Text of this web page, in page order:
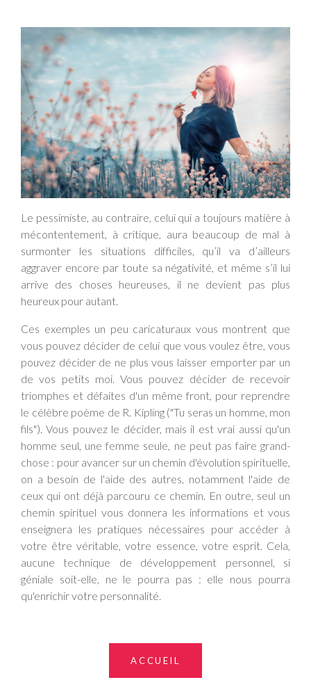
Le pessimiste, au contraire, celui qui a toujours matière à
mécontentement, à critique, aura beaucoup de mal à
surmonter les situations difficiles, qu’il va d’ailleurs
aggraver encore par toute sa négativité, et même s’il lui
arrive des choses heureuses, il ne devient pas plus
heureux pour autant.
Ces exemples un peu caricaturaux vous montrent que
vous pouvez décider de celui que vous voulez être, vous
pouvez décider de ne plus vous laisser emporter par un
de vos petits moi. Vous pouvez décider de recevoir
triomphes et défaites d'un même front, pour reprendre
le célèbre poème de R. Kipling ("Tu seras un homme, mon
fils"). Vous pouvez le décider, mais il est vrai aussi qu'un
homme seul, une femme seule, ne peut pas faire grand-
chose : pour avancer sur un chemin d'évolution spirituelle,
on a besoin de l'aide des autres, notamment l'aide de
ceux qui ont déjà parcouru ce chemin. En outre, seul un
chemin spirituel vous donnera les informations et vous
enseignera les pratiques nécessaires pour accéder à
votre être véritable, votre essence, votre esprit. Cela,
aucune technique de développement personnel, si
géniale soit-elle, ne le pourra pas : elle nous pourra
qu'enrichir votre personnalité.
ACCUEIL